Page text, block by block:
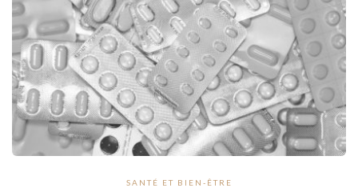
SANTÉ ET BIEN-ÊTRE